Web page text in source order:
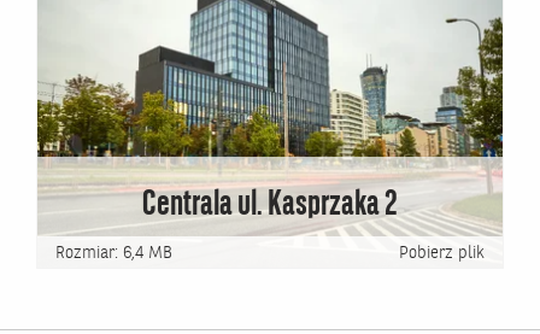
Centrala ul. Kasprzaka 2
Rozmiar: 6,4 MB Pobierz plik